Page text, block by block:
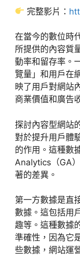
完整影片：
在當今的數位時
所提供的內容質
動率和留存率。
覽量」和用戶在
映了用戶對網站
商業價值和廣告
探討內容型網站
對於提升用戶體
的作用。這種數
Analytics（GA
著的差異。
第一方數據是直
數據。這包括用
趣等。這種數據
準確性，因為它
些數據，網站運